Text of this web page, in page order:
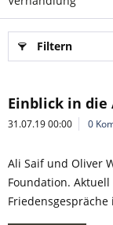
Filtern
Einblick in
31.07.19 00:00 0
Ali Saif und Oliver
Foundation.